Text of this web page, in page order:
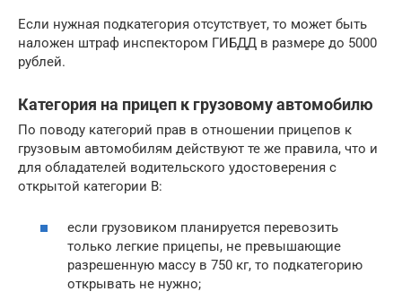
Если нужная подкатегория отсутствует, то может быть
наложен штраф инспектором ГИБДД в размере до 5000
рублей.
Категория на прицеп к грузовому автомобилю
По поводу категорий прав в отношении прицепов к
грузовым автомобилям действуют те же правила, что и
для обладателей водительского удостоверения с
открытой категории В:
если грузовиком планируется перевозить
только легкие прицепы, не превышающие
разрешенную массу в 750 кг, то подкатегорию
открывать не нужно;